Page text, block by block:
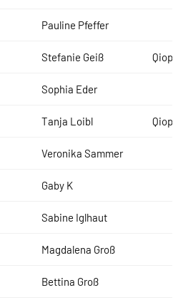
Pauline Pfeffer
Stefanie Geiß
Sophia Eder
Tanja Loibl
Veronika Sammer
Gaby K
Sabine Iglhaut
Magdalena Groß
Bettina Groß